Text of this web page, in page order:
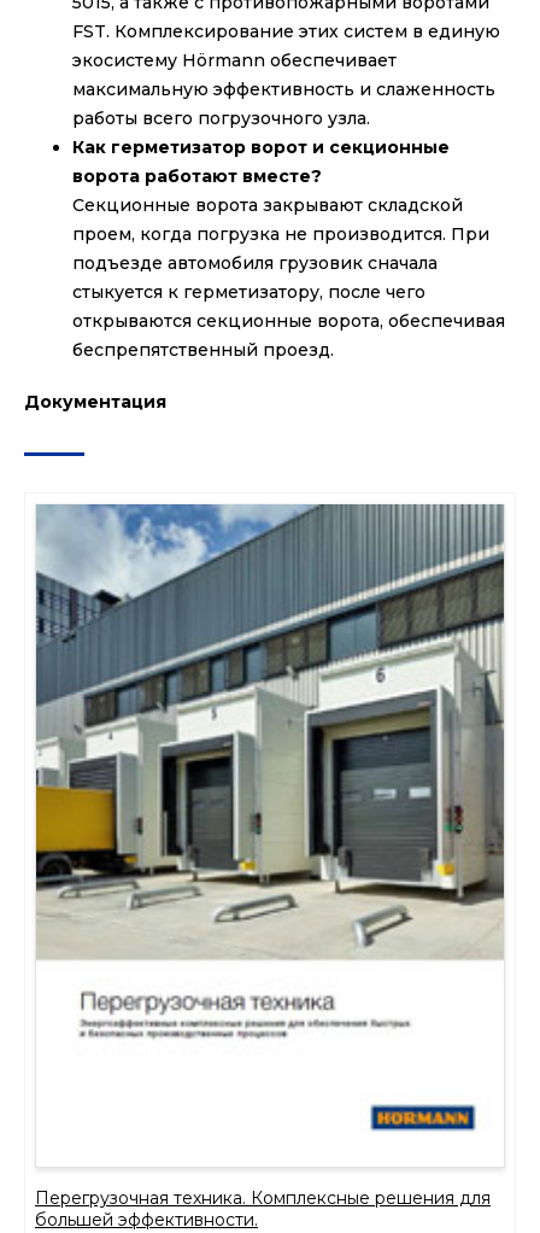
FST. Комплексирование этих систем в единую
экосистему Hörmann обеспечивает
максимальную эффективность и слаженность
работы всего погрузочного узла.
Как герметизатор ворот и секционные
ворота работают вместе?
Секционные ворота закрывают складской
проем, когда погрузка не производится. При
подъезде автомобиля грузовик сначала
стыкуется к герметизатору, после чего
открываются секционные ворота, обеспечивая
беспрепятственный проезд.
Документация
Перегрузочная техника. Комплексные решения для
большей эффективности.